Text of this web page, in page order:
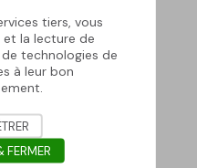
tiers, vous
la lecture de
technologies de
à leur bon
FERMER